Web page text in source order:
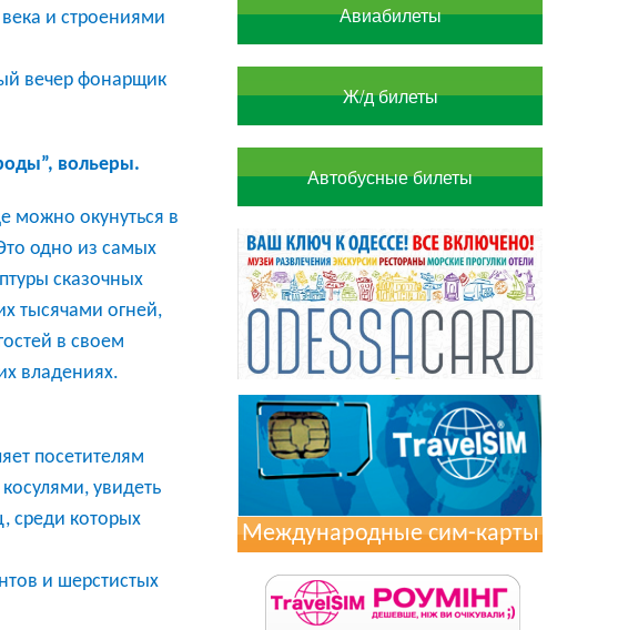
и строениями
вечер фонарщик
вольеры.
можно окунуться в
одно из самых
сказочных
тысячами огней,
в своем
владениях.
посетителям
увидеть
среди которых
и шерстистых
Авиабилеты
Ж/д билеты
Автобусные билеты
Международные сим-карты